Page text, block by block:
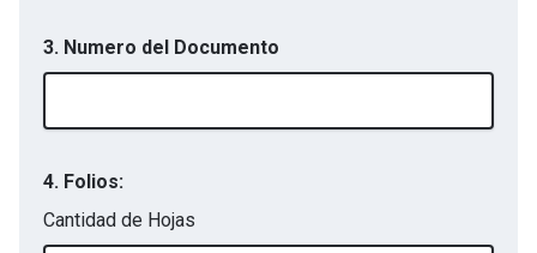
3. Numero del Documento
4. Folios:
Cantidad de Hojas